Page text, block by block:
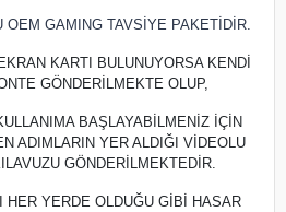
OEM GAMING TAVSİYE PAKETİDİR.
KARTI BULUNUYORSA KENDİ
GÖNDERİLMEKTE OLUP,
BAŞLAYABİLMENİZ İÇİN
ADIMLARIN YER ALDIĞI VİDEOLU
GÖNDERİLMEKTEDİR.
HER YERDE OLDUĞU GİBİ HASAR